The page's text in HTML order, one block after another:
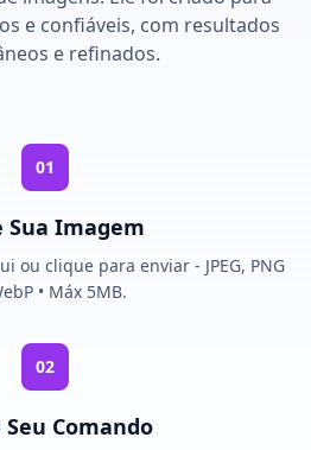
e confiáveis, com resultados
e refinados.
01
Sua Imagem
ou clique para enviar - JPEG, PNG
• Máx 5MB.
02
Comando